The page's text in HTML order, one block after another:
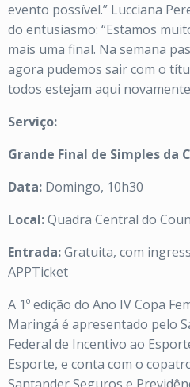
evento possível.” Lucciana
do entusiasmo: “Estamos
mais uma final. Na semana
agora pudemos sair com o
todos estejam aqui
Serviço:
Grande Final de Simples da
Data: Domingo, 10h30
Local:Quadra Central do
Entrada:Gratuita, com
APPTicket
A 1º edição do Ano IV Copa
Maringá é apresentado pelo
Federal de Incentivo ao
Esporte, e conta com o